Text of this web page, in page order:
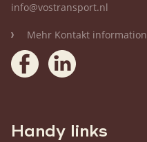
info@vostransport.nl
Mehr Kontakt information
Handy links